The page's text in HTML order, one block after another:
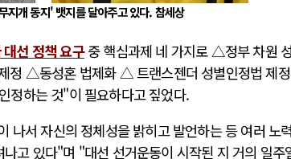
지개 동지' 뱃지를 달아주고 있다. 참세상
선 정책 요구중 핵심과제 네 가지로 △정부 차원
정 △동성혼 법제화 △ 트랜스젠더 성별인정법 제정
정하는 것"이 필요하다고 짚었다.
나서 자신의 정체성을 밝히고 발언하는 등 여러 노
고 있다"며 "대선 선거운동이 시작된 지 거의 일주